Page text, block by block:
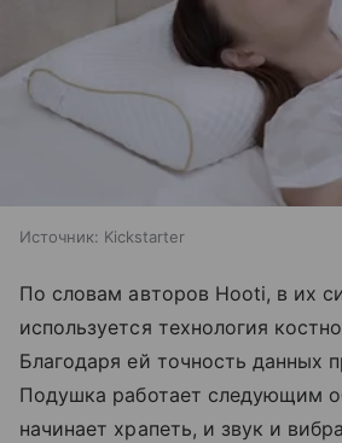
Источник: Kickstarter
По словам авторов Hooti, в их
используется технология
Благодаря ей точность данных
Подушка работает следующим
начинает храпеть, и звук и